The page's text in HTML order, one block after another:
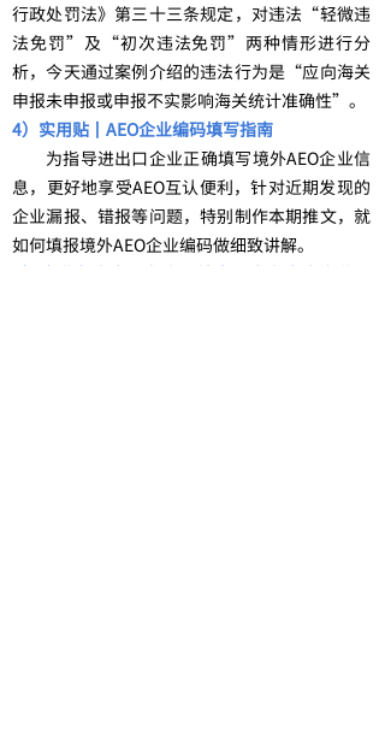
行政处罚法》第三十三条规定，对违法“轻微违
法免罚”及“初次违法免罚”两种情形进行分
析，今天通过案例介绍的违法行为是“应向海关
申报未申报或申报不实影响海关统计准确性”。
4）实用贴丨AEO企业编码填写指南
为指导进出口企业正确填写境外AEO企业信
息，更好地享受AEO互认便利，针对近期发现的
企业漏报、错报等问题，特别制作本期推文，就
如何填报境外AEO企业编码做细致讲解。
5）企业备案直通车丨跨境电子商务电商企业、